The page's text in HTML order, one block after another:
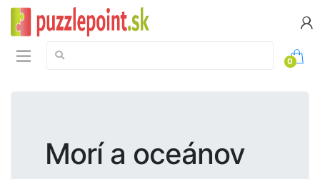
Vyhledávání:
0
Morí a oceánov